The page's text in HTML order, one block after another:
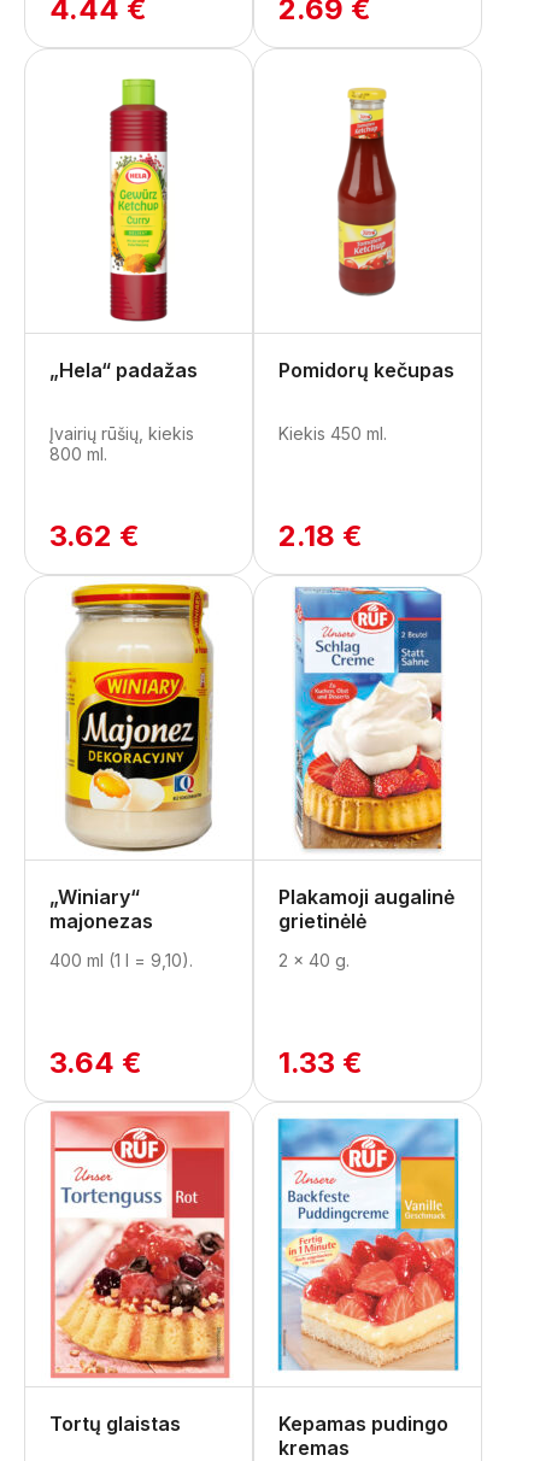
4.44 € 2.69 €
„Hela“ padažas
Įvairių rūšių, kiekis
800 ml.
3.62 €
Pomidorų kečupas
Kiekis 450 ml.
2.18 €
„Winiary“
majonezas
400 ml (1 l = 9,10).
3.64 €
Plakamoji augalinė
grietinėlė
2 x 40 g.
1.33 €
Tortų glaistas
Kepamas pudingo
kremas